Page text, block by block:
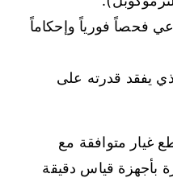
فحصاً فورياً وإحكاماً
يفقد قدرته على
غيار متوافقة مع
بأجهزة قياس دقيقة